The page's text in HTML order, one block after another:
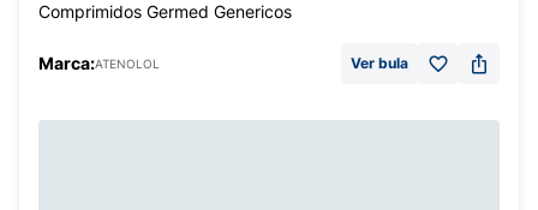
Comprimidos Germed Genericos
Marca:ATENOLOL Ver bula